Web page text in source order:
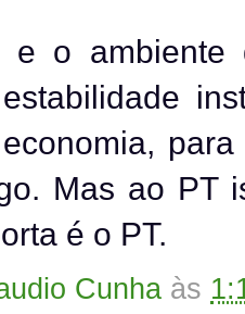
e o ambiente
Mas ao PT
é o PT.
Cunha às